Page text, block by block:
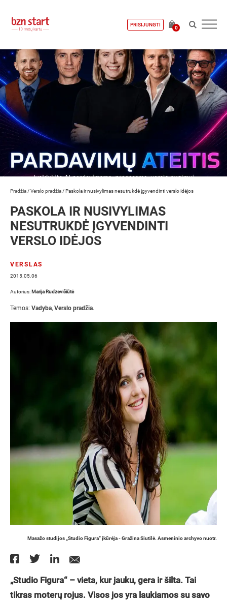
PRISIJUNGTI
0
Pradžia /Verslo pradžia /Paskola ir nusivylimas nesutrukdė įgyvendinti verslo idėjos
PASKOLA IR NUSIVYLIMAS
NESUTRUKDĖ ĮGYVENDINTI
VERSLO IDĖJOS
VERSLAS
2015.05.06
Autorius: Marija Rudzevičiūtė
Temos: Vadyba, Verslo pradžia.
Masažo studijos „Studio Figura“ įkūrėja - Gražina Siutilė. Asmeninio archyvo nuotr.
„Studio Figura“ – vieta, kur jauku, gera ir šilta. Tai
tikras moterų rojus. Visos jos yra laukiamos su savo